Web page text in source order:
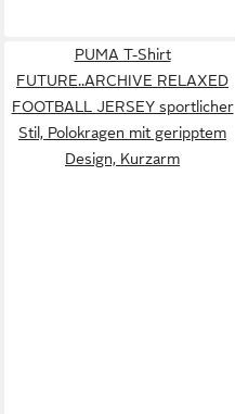
PUMA T-Shirt
FUTURE..ARCHIVE RELAXED
FOOTBALL JERSEY sportlicher
Stil, Polokragen mit geripptem
Design, Kurzarm